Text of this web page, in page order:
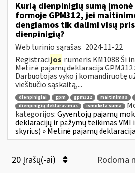
Kurią dienpinigių sumą
formoje GPM312, jei
dengiamos tik dalimi visų
dienpinigių?
Web turinio sąrašas 2024-11-22
Registracijos numeris KM1088 Ši
Metinė pajamų deklaracija GPM312
Darbuotojas vyko į komandiruotę
viešbučio sąskaitą,...
dienpinigiai gpm gpm312 maitinimas
dienpinigių deklaravimas
išmokėta suma
kategorijos:Gyventojų pajamų
deklaracijų ir pažymų teikimas VMI
skyrius) » Metinė pajamų
20 Įrašų(-ai) Rodoma